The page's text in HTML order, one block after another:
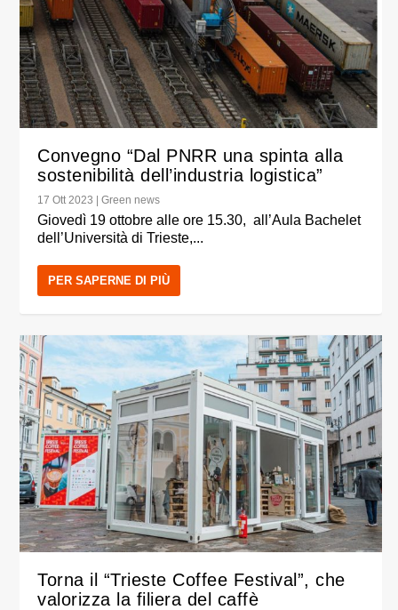
Convegno “Dal PNRR una spinta alla
sostenibilità dell’industria logistica”
17 Ott 2023 |Green news
Giovedì 19 ottobre alle ore 15.30, all’Aula Bachelet
dell’Università di Trieste,...
PER SAPERNE DI PIÙ
Torna il “Trieste Coffee Festival”, che
valorizza la filiera del caffè